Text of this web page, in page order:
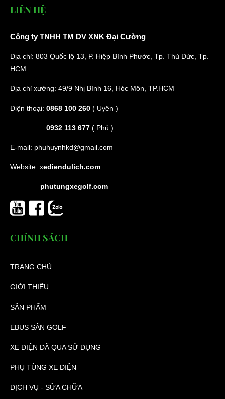
LIÊN HỆ
Công ty TNHH TM DV XNK Đại Cường
Địa chỉ: 803 Quốc lộ 13, P. Hiệp Bình Phước, Tp. Thủ Đức, Tp.
HCM
Địa chỉ xưởng: 49/9 Nhị Bình 16, Hóc Môn, TP.HCM
Điện thoại: 0868 100 260 ( Uyên )
0932 113 677 ( Phú )
E-mail: phuhuynhkd@gmail.com
Website: xediendulich.com
phutungxegolf.com
CHÍNH SÁCH
TRANG CHỦ
GIỚI THIỆU
SẢN PHẨM
EBUS SÂN GOLF
XE ĐIỆN ĐÃ QUA SỬ DỤNG
PHỤ TÙNG XE ĐIỆN
DỊCH VỤ - SỬA CHỮA